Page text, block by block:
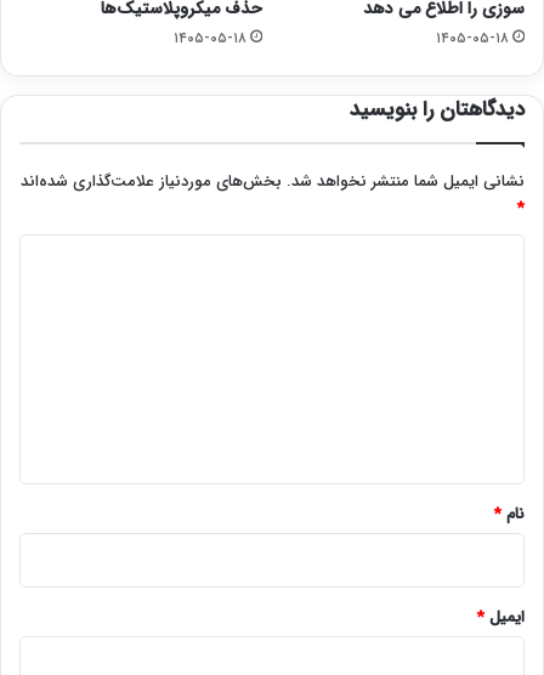
سوزی را اطلاع می دهد
۱۴۰۵-۰۵-۱۸
حذف میکروپلاستیک‌ها
۱۴۰۵-۰۵-۱۸
دیدگاهتان را بنویسید
نشانی ایمیل شما منتشر نخواهد شد. بخش‌های موردنیاز علامت‌گذاری شده‌اند
*
نام*
ایمیل*